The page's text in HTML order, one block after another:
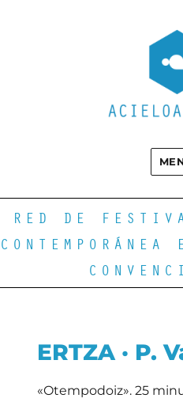
RED DE
ERTZA · P.
«Otempodoiz». 25